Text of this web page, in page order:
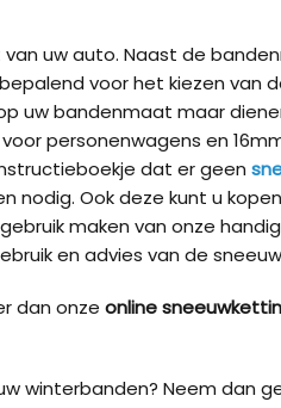
uw auto. Naast de
voor het kiezen van
uw bandenmaat maar
personenwagens en
dat er geen
nodig. Ook deze kunt u
maken van onze
en advies van de
dan onze online
winterbanden? Neem dan